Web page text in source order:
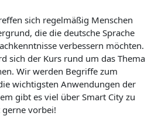
sich regelmäßig Menschen
die die deutsche Sprache
verbessern möchten.
sich der Kurs rund um das Thema
Wir werden Begriffe zum
wichtigsten Anwendungen der
gibt es viel über Smart City zu
vorbei!